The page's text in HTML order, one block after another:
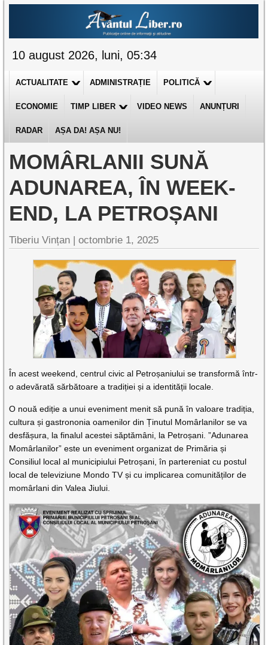
10 august 2026, luni, 05:34
ACTUALITATE ADMINISTRAȚIE POLITICĂ
ECONOMIE TIMP LIBER VIDEO NEWS ANUNȚURI
RADAR AȘA DA! AȘA NU!
MOMÂRLANII SUNĂ
ADUNAREA, ÎN WEEK-
END, LA PETROȘANI
Tiberiu Vințan |octombrie 1, 2025
În acest weekend, centrul civic al Petroșaniului se transformă într-
o adevărată sărbătoare a tradiției și a identității locale.
O nouă ediție a unui eveniment menit să pună în valoare tradiția,
cultura și gastrononia oamenilor din Ținutul Momârlanilor se va
desfășura, la finalul acestei săptămâni, la Petroșani. ”Adunarea
Momârlanilor” este un eveniment organizat de Primăria și
Consiliul local al municipiului Petroșani, în partereniat cu postul
local de televiziune Mondo TV și cu implicarea comunităților de
momârlani din Valea Jiului.